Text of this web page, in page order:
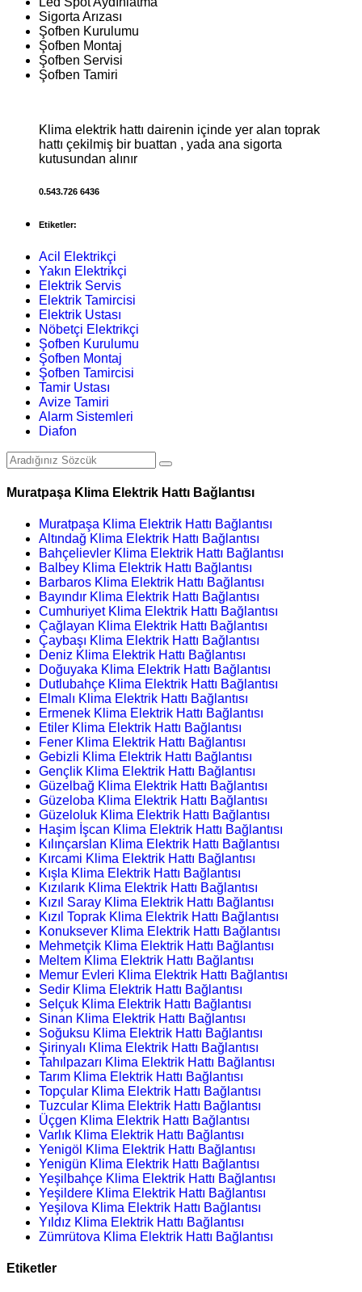
Sigorta Arızası
Şofben Kurulumu
Şofben Montaj
Şofben Servisi
Şofben Tamiri
Klima elektrik hattı dairenin içinde yer alan toprak
hattı çekilmiş bir buattan , yada ana sigorta
kutusundan alınır
0.543.726 6436
Etiketler:
Acil Elektrikçi
Yakın Elektrikçi
Elektrik Servis
Elektrik Tamircisi
Elektrik Ustası
Nöbetçi Elektrikçi
Şofben Kurulumu
Şofben Montaj
Şofben Tamircisi
Tamir Ustası
Avize Tamiri
Alarm Sistemleri
Diafon
Muratpaşa Klima Elektrik Hattı Bağlantısı
Muratpaşa Klima Elektrik Hattı Bağlantısı
Altındağ Klima Elektrik Hattı Bağlantısı
Bahçelievler Klima Elektrik Hattı Bağlantısı
Balbey Klima Elektrik Hattı Bağlantısı
Barbaros Klima Elektrik Hattı Bağlantısı
Bayındır Klima Elektrik Hattı Bağlantısı
Cumhuriyet Klima Elektrik Hattı Bağlantısı
Çağlayan Klima Elektrik Hattı Bağlantısı
Çaybaşı Klima Elektrik Hattı Bağlantısı
Deniz Klima Elektrik Hattı Bağlantısı
Doğuyaka Klima Elektrik Hattı Bağlantısı
Dutlubahçe Klima Elektrik Hattı Bağlantısı
Elmalı Klima Elektrik Hattı Bağlantısı
Ermenek Klima Elektrik Hattı Bağlantısı
Etiler Klima Elektrik Hattı Bağlantısı
Fener Klima Elektrik Hattı Bağlantısı
Gebizli Klima Elektrik Hattı Bağlantısı
Gençlik Klima Elektrik Hattı Bağlantısı
Güzelbağ Klima Elektrik Hattı Bağlantısı
Güzeloba Klima Elektrik Hattı Bağlantısı
Güzeloluk Klima Elektrik Hattı Bağlantısı
Haşim İşcan Klima Elektrik Hattı Bağlantısı
Kılınçarslan Klima Elektrik Hattı Bağlantısı
Kırcami Klima Elektrik Hattı Bağlantısı
Kışla Klima Elektrik Hattı Bağlantısı
Kızılarık Klima Elektrik Hattı Bağlantısı
Kızıl Saray Klima Elektrik Hattı Bağlantısı
Kızıl Toprak Klima Elektrik Hattı Bağlantısı
Konuksever Klima Elektrik Hattı Bağlantısı
Mehmetçik Klima Elektrik Hattı Bağlantısı
Meltem Klima Elektrik Hattı Bağlantısı
Memur Evleri Klima Elektrik Hattı Bağlantısı
Sedir Klima Elektrik Hattı Bağlantısı
Selçuk Klima Elektrik Hattı Bağlantısı
Sinan Klima Elektrik Hattı Bağlantısı
Soğuksu Klima Elektrik Hattı Bağlantısı
Şirinyalı Klima Elektrik Hattı Bağlantısı
Tahılpazarı Klima Elektrik Hattı Bağlantısı
Tarım Klima Elektrik Hattı Bağlantısı
Topçular Klima Elektrik Hattı Bağlantısı
Tuzcular Klima Elektrik Hattı Bağlantısı
Üçgen Klima Elektrik Hattı Bağlantısı
Varlık Klima Elektrik Hattı Bağlantısı
Yenigöl Klima Elektrik Hattı Bağlantısı
Yenigün Klima Elektrik Hattı Bağlantısı
Yeşilbahçe Klima Elektrik Hattı Bağlantısı
Yeşildere Klima Elektrik Hattı Bağlantısı
Yeşilova Klima Elektrik Hattı Bağlantısı
Yıldız Klima Elektrik Hattı Bağlantısı
Zümrütova Klima Elektrik Hattı Bağlantısı
Etiketler